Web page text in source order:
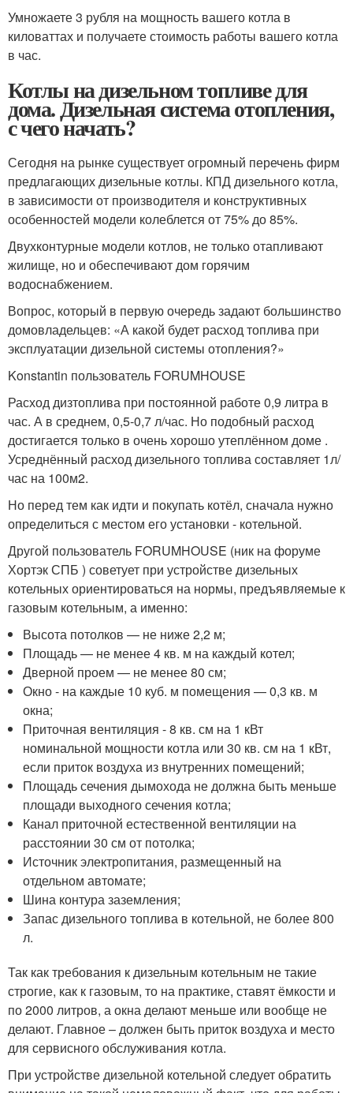
Умножаете 3 рубля на мощность вашего котла в
киловаттах и получаете стоимость работы вашего котла
в час.
Котлы на дизельном топливе для
дома. Дизельная система отопления,
с чего начать?
Сегодня на рынке существует огромный перечень фирм
предлагающих дизельные котлы. КПД дизельного котла,
в зависимости от производителя и конструктивных
особенностей модели колеблется от 75% до 85%.
Двухконтурные модели котлов, не только отапливают
жилище, но и обеспечивают дом горячим
водоснабжением.
Вопрос, который в первую очередь задают большинство
домовладельцев: «А какой будет расход топлива при
эксплуатации дизельной системы отопления?»
Konstantin пользователь FORUMHOUSE
Расход дизтоплива при постоянной работе 0,9 литра в
час. А в среднем, 0,5-0,7 л/час. Но подобный расход
достигается только в очень хорошо утеплённом доме .
Усреднённый расход дизельного топлива составляет 1л/
час на 100м2.
Но перед тем как идти и покупать котёл, сначала нужно
определиться с местом его установки - котельной.
Другой пользователь FORUMHOUSE (ник на форуме
Хортэк СПБ ) советует при устройстве дизельных
котельных ориентироваться на нормы, предъявляемые к
газовым котельным, а именно:
Высота потолков — не ниже 2,2 м;
Площадь — не менее 4 кв. м на каждый котел;
Дверной проем — не менее 80 см;
Окно - на каждые 10 куб. м помещения — 0,3 кв. м
окна;
Приточная вентиляция - 8 кв. см на 1 кВт
номинальной мощности котла или 30 кв. см на 1 кВт,
если приток воздуха из внутренних помещений;
Площадь сечения дымохода не должна быть меньше
площади выходного сечения котла;
Канал приточной естественной вентиляции на
расстоянии 30 см от потолка;
Источник электропитания, размещенный на
отдельном автомате;
Шина контура заземления;
Запас дизельного топлива в котельной, не более 800
л.
Так как требования к дизельным котельным не такие
строгие, как к газовым, то на практике, ставят ёмкости и
по 2000 литров, а окна делают меньше или вообще не
делают. Главное – должен быть приток воздуха и место
для сервисного обслуживания котла.
При устройстве дизельной котельной следует обратить